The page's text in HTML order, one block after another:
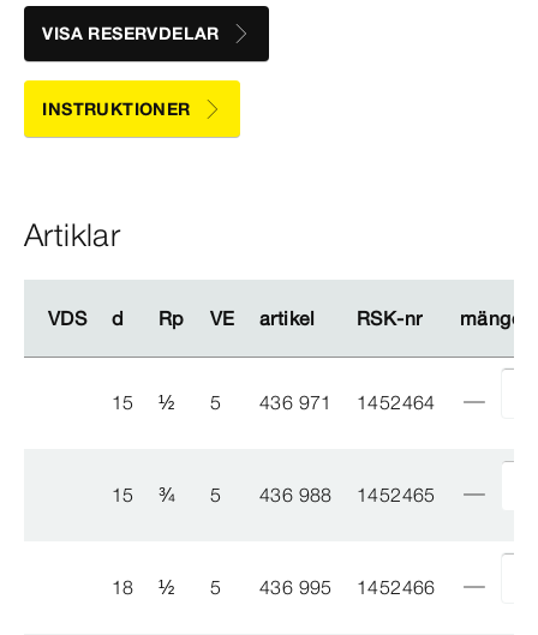
VISA RESERVDELAR
INSTRUKTIONER
Artiklar
VDS d Rp VE artikel RSK-​nr mängd
VDS d Rp VE artikel RSK-​nr mängd
15 ½ 5 436 971 1452464
15 ¾ 5 436 988 1452465
18 ½ 5 436 995 1452466